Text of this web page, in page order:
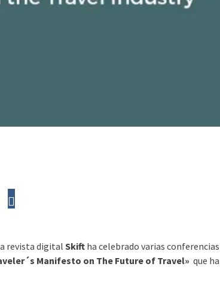
revista digitalSkift ha celebrado varias
Manifesto on The Future of Travel» que